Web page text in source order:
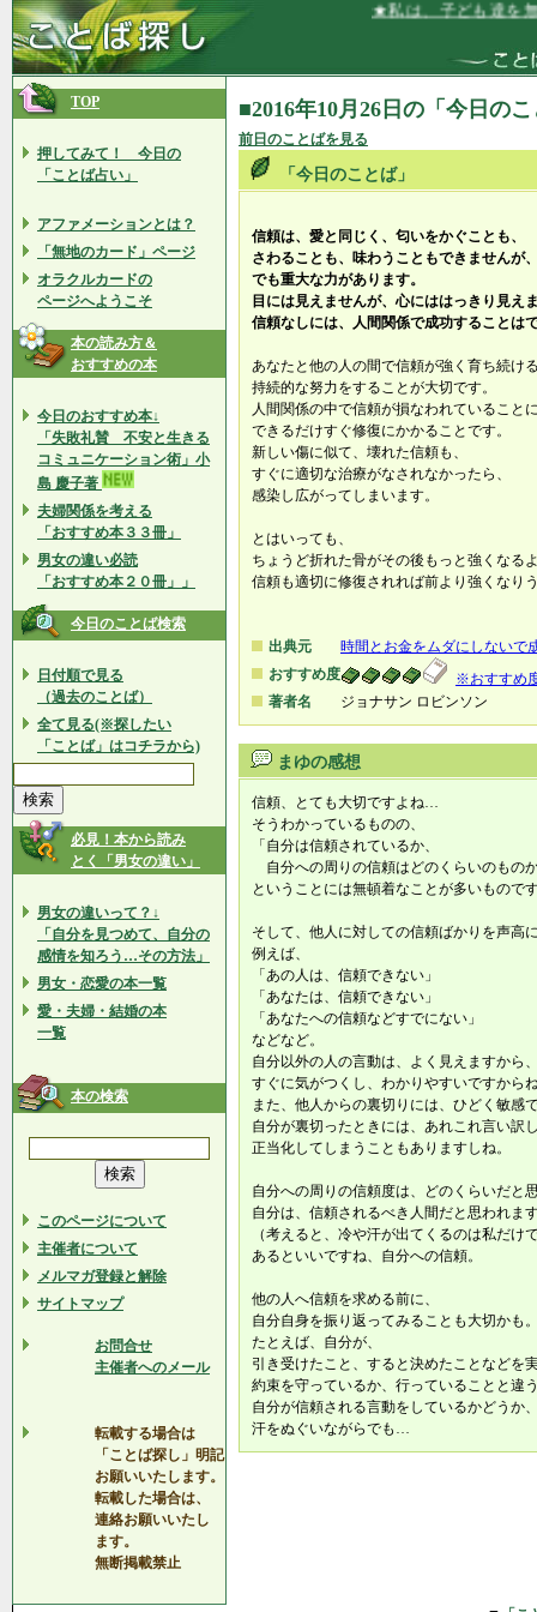
★私は、子ども達を無
TOP
押してみて！ 今日の
「ことば占い」
アファメーションとは？
「無地のカード」ページ
オラクルカードの
ページへようこそ
本の読み方＆
おすすめの本
今日のおすすめ本↓
「失敗礼賛 不安と生きる
コミュニケーション術」小
島 慶子著
夫婦関係を考える
「おすすめ本３３冊」
男女の違い必読
「おすすめ本２０冊」」
今日のことば検索
日付順で見る
（過去のことば）
全て見る(※探したい
「ことば」はコチラから)
必見！本から読み
とく「男女の違い」
男女の違いって？↓
「自分を見つめて、自分の
感情を知ろう…その方法」
男女・恋愛の本一覧
愛・夫婦・結婚の本
一覧
本の検索
このページについて
主催者について
メルマガ登録と解除
サイトマップ
お問合せ
主催者へのメール
転載する場合は
「ことば探し」明記
お願いいたします。
転載した場合は、
連絡お願いいたし
ます。
無断掲載禁止
■2016年10月26日の「今日の
前日のことばを見る
「今日のことば」
信頼は、愛と同じく、匂いをかぐことも、
さわることも、味わうこともできませんが
でも重大な力があります。
目には見えませんが、心にははっきり見え
信頼なしには、人間関係で成功することは
あなたと他の人の間で信頼が強く育ち続け
持続的な努力をすることが大切です。
人間関係の中で信頼が損なわれていること
できるだけすぐ修復にかかることです。
新しい傷に似て、壊れた信頼も、
すぐに適切な治療がなされなかったら、
感染し広がってしまいます。
とはいっても、
ちょうど折れた骨がその後もっと強くなる
信頼も適切に修復されれば前より強くなり
出典元
時間とお金をムダにしないで
おすすめ度
※おすすめ
著者名
ジョナサン ロビンソン
まゆの感想
信頼、とても大切ですよね…
そうわかっているものの、
「自分は信頼されているか、
自分への周りの信頼はどのくらいのもの
ということには無頓着なことが多いもので
そして、他人に対しての信頼ばかりを声高
例えば、
「あの人は、信頼できない」
「あなたは、信頼できない」
「あなたへの信頼などすでにない」
などなど。
自分以外の人の言動は、よく見えますから
すぐに気がつくし、わかりやすいですから
また、他人からの裏切りには、ひどく敏感
自分が裏切ったときには、あれこれ言い訳
正当化してしまうこともありますしね。
自分への周りの信頼度は、どのくらいだと
自分は、信頼されるべき人間だと思われま
（考えると、冷や汗が出てくるのは私だけ
あるといいですね、自分への信頼。
他の人へ信頼を求める前に、
自分自身を振り返ってみることも大切かも
たとえば、自分が、
引き受けたこと、すると決めたことなどを
約束を守っているか、行っていることと違
自分が信頼される言動をしているかどうか
汗をぬぐいながらでも…